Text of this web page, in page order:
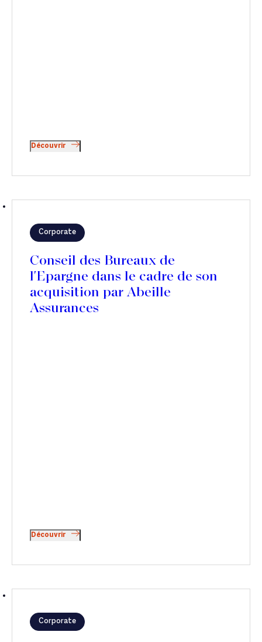
Découvrir
Corporate
Conseil des Bureaux de
l'Epargne dans le cadre de son
acquisition par Abeille
Assurances
Découvrir
Corporate